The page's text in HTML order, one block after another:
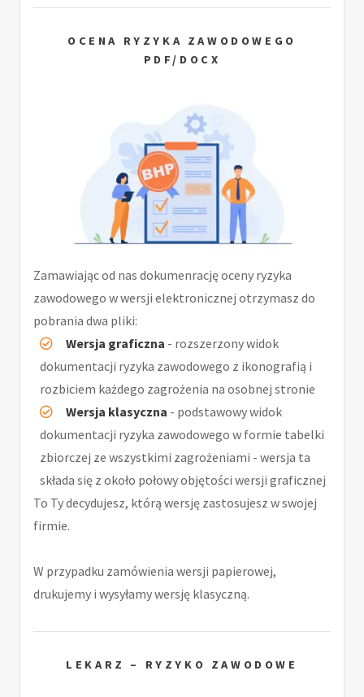
OCENA RYZYKA ZAWODOWEGO
PDF/DOCX
Zamawiając od nas dokumenrację oceny ryzyka
zawodowego w wersji elektronicznej otrzymasz do
pobrania dwa pliki:
Wersja graficzna - rozszerzony widok
dokumentacji ryzyka zawodowego z ikonografią i
rozbiciem każdego zagrożenia na osobnej stronie
Wersja klasyczna - podstawowy widok
dokumentacji ryzyka zawodowego w formie tabelki
zbiorczej ze wszystkimi zagrożeniami - wersja ta
składa się z około połowy objętości wersji graficznej
To Ty decydujesz, którą wersję zastosujesz w swojej
firmie.
W przypadku zamówienia wersji papierowej,
drukujemy i wysyłamy wersję klasyczną.
LEKARZ – RYZYKO ZAWODOWE